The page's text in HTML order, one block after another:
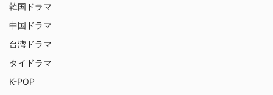
韓国ドラマ
中国ドラマ
台湾ドラマ
タイドラマ
K-POP